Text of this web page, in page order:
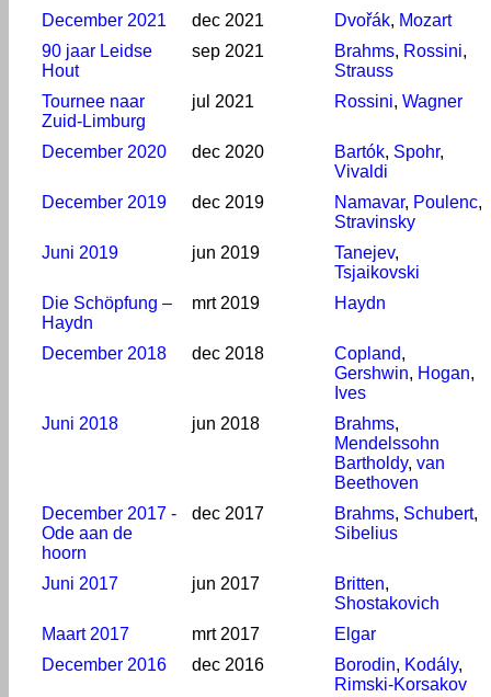
December 2021
dec 2021 Dvořák, Mozart
90 jaar Leidse
Hout
sep 2021 Brahms, Rossini,
Strauss
Tournee naar
Zuid-Limburg
jul 2021 Rossini, Wagner
December 2020 dec 2020 Bartók, Spohr,
Vivaldi
December 2019
dec 2019 Namavar, Poulenc,
Stravinsky
Juni 2019
jun 2019 Tanejev,
Tsjaikovski
Die Schöpfung –
Haydn
mrt 2019 Haydn
December 2018 dec 2018 Copland,
Gershwin, Hogan,
Ives
Juni 2018
jun 2018 Brahms,
Mendelssohn
Bartholdy, van
Beethoven
December 2017 -
Ode aan de
hoorn
dec 2017 Brahms, Schubert,
Sibelius
Juni 2017 jun 2017 Britten,
Shostakovich
Maart 2017
mrt 2017
Elgar
December 2016
dec 2016 Borodin, Kodály,
Rimski-Korsakov